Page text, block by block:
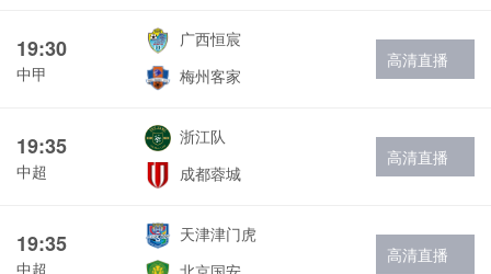
19:30
中甲
广西恒宸
梅州客家
高清直播
19:35
中超
浙江队
成都蓉城
高清直播
19:35
中超
天津津门虎
高清直播